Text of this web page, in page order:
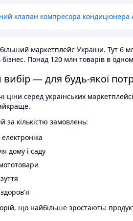
клапан компресора кондиціонера
маркетплейс України. Тут 6
Понад 120 млн товарів в
— для будь-якої
ціни серед українських
за кількістю замовлень:
дому і саду
що найбільше зростають: